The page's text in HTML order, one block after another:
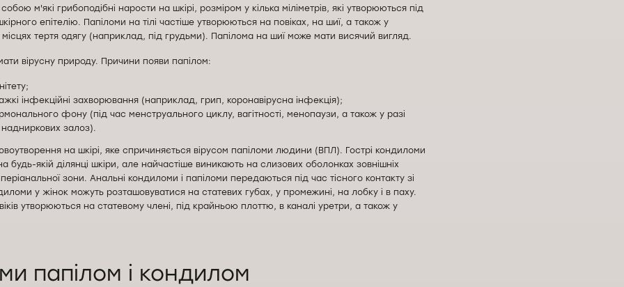
м'які грибоподібні нарости на шкірі, розміром у кілька міліметрів, які утворюються під
епітелію. Папіломи на тілі частіше утворюються на повіках, на шиї, а також у
місцях тертя одягу (наприклад, під грудьми). Папілома на шиї може мати висячий вигляд.
вірусну природу. Причини появи папілом:
інфекційні захворювання (наприклад, грип, коронавірусна інфекція);
фону (під час менструального циклу, вагітності, менопаузи, а також у разі
залоз).
на шкірі, яке спричиняється вірусом папіломи людини (ВПЛ). Гострі кондиломи
будь-якій ділянці шкіри, але найчастіше виникають на слизових оболонках зовнішніх
періанальної зони. Анальні кондиломи і папіломи передаються під час тісного контакту зі
у жінок можуть розташовуватися на статевих губах, у промежині, на лобку і в паху.
утворюються на статевому члені, під крайньою плоттю, в каналі уретри, а також у
папілом і кондилом